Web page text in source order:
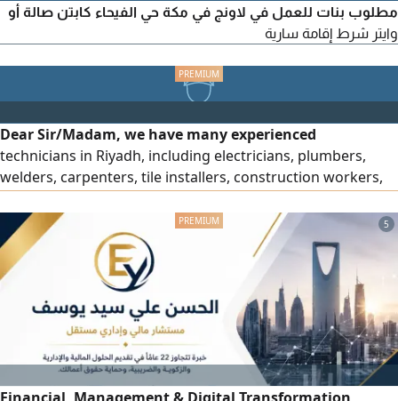
مطلوب بنات للعمل في لاونج في مكة حي الفيحاء كابتن صالة أو
وايتر شرط إقامة سارية
Dear Sir/Madam, we have many experienced
technicians in Riyadh, including electricians, plumbers,
welders, carpenters, tile installers, construction workers,
experience and high efficiency, and they are available in
Riyadh under sponsorship transfer. For inquiries, please
contact me.
5